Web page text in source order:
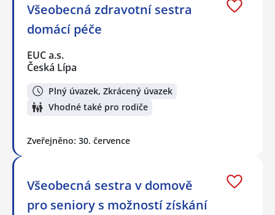
Všeobecná zdravotní sestra
domácí péče
EUC a.s.
Česká Lípa
Plný úvazek, Zkrácený úvazek
Vhodné také pro rodiče
Zveřejněno: 30. července
Všeobecná sestra v domově
pro seniory s možností získání